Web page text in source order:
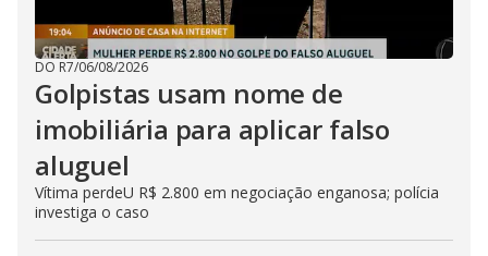
DO R7/06/08/2026
Golpistas usam nome de
imobiliária para aplicar falso
aluguel
Vítima perdeU R$ 2.800 em negociação enganosa; polícia
investiga o caso